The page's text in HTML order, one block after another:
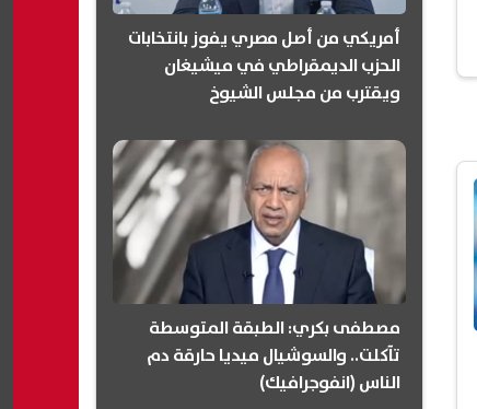
أمريكي من أصل مصري يفوز بانتخابات
الحزب الديمقراطي في ميشيغان
ويقترب من مجلس الشيوخ
مصطفى بكري: الطبقة المتوسطة
تآكلت.. والسوشيال ميديا حارقة دم
الناس (انفوجرافيك)